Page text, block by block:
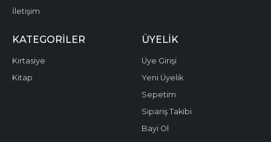
İletişim
KATEGORILER
Kırtasiye
Kitap
ÜYELIK
Üye Girişi
Yeni Üyelik
Sepetim
Sipariş Takibi
Bayi Ol